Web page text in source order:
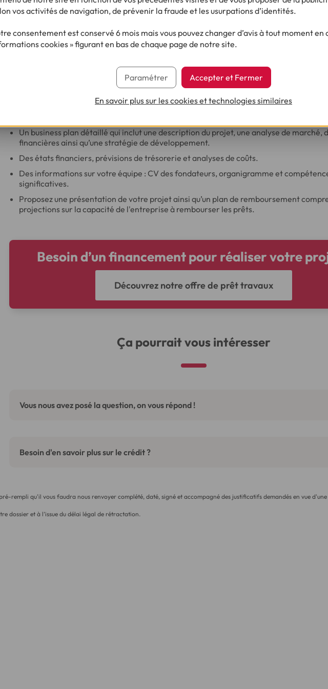
Plus il y a de fonds propres, moins l'entreprise dépend des financements externes.
niveau de fonds propres.
Comment préparer un dossier de demande de
Pour préparer un dossier de demande de financement efficace, vous avez besoin de
Un business plan détaillé qui inclut une description du projet, une analyse de marché,
financières ainsi qu’une stratégie de développement.
Des états financiers, prévisions de trésorerie et analyses de coûts.
Des informations sur votre équipe : CV des fondateurs, organigramme et
significatives.
Proposez une présentation de votre projet ainsi qu’un plan de remboursement
projections sur la capacité de l'entreprise à rembourser les prêts.
Besoin d’un financement pour réaliser votre
Découvrez notre offre de prêt travaux
Ça pourrait vous intéresser
Vous nous avez posé la question, on vous répond !
Besoin d'en savoir plus sur le crédit ?
rempli qu'il vous faudra nous renvoyer complété, daté, signé et accompagné des justificatifs demandés en vue
dossier et à l’issue du délai légal de rétractation.
vos activités de navigation, de prévenir la fraude et les usurpations d’identités.
consentement est conservé 6 mois mais vous pouvez changer d’avis à tout moment en
cookies » figurant en bas de chaque page de notre site.
Accepter et Fermer
Paramétrer
En savoir plus sur les cookies et technologies similaires